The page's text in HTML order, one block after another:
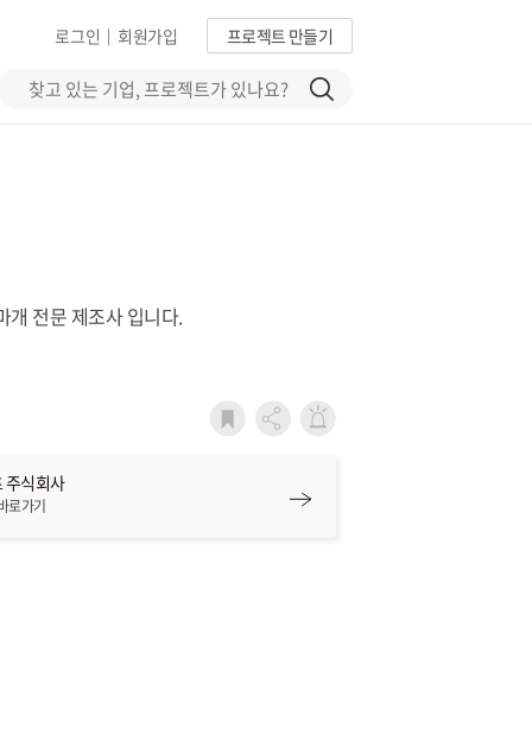
프로젝트 만들기
회원가입
|
로그인
개 전문 제조사 입니다.
주식회사
로가기